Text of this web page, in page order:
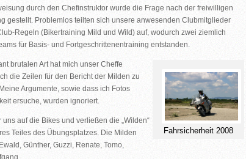
durch den Chefinstruktor wurde die Frage nach der freiwilligen
gestellt. Problemlos teilten sich unsere anwesenden Clubmitglieder
Regeln (Bikertraining Mild und Wild) auf, wodurch zwei ziemlich
für Basis- und Fortgeschrittenentraining entstanden.
Fahrsicherheit 2008
brutalen Art hat mich unser Cheffe
die Zeilen für den Bericht der Milden zu
Argumente, sowie dass ich Fotos
ersuche, wurden ignoriert.
auf die Bikes und verließen die „Wilden“
Teiles des Übungsplatzes. Die Milden
Günther, Guzzi, Renate, Tomo,